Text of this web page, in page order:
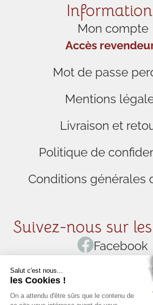
Mon compte
Accès
Mot de passe
Mentions
Livraison et
Politique de
Conditions générales
Suivez-nous sur
Facebook
Instagram
Pinterest